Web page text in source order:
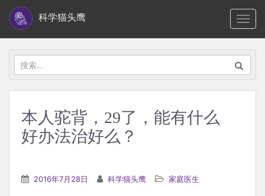
i
科学猫头鹰
搜
索：
本人驼背，29了，能有什么
好办法治好么？
2016年7月28日 科学猫头鹰 家庭医生